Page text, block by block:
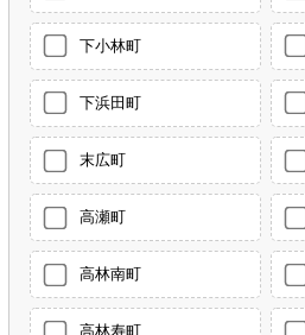
下小林町
下浜田町
末広町
高瀬町
高林南町
高林寿町